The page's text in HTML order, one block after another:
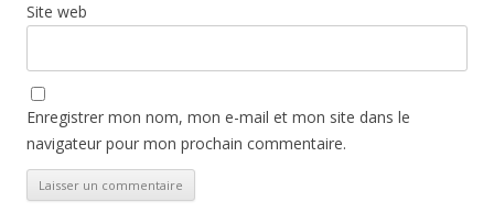
Site web
Enregistrer mon nom, mon e-mail et mon site dans le
navigateur pour mon prochain commentaire.